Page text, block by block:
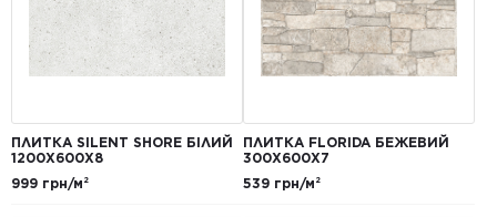
ПЛИТКА SILENT SHORE БІЛИЙ
1200Х600Х8
999 грн/м²
ПЛИТКА FLORIDA БЕЖЕВИЙ
300Х600Х7
539 грн/м²